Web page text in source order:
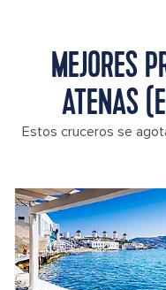
MEJORES
ATENAS
Estos cruceros se